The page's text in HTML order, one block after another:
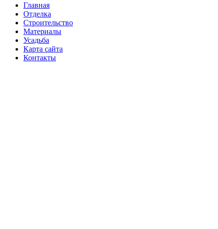
Главная
Отделка
Строительство
Материалы
Усадьба
Карта сайта
Контакты